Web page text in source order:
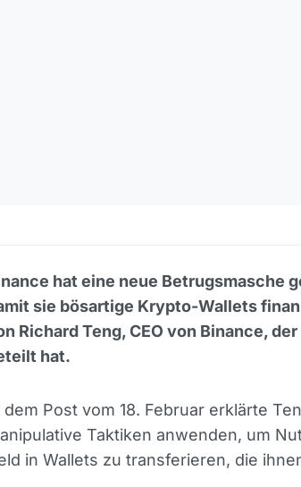
hat eine neue Betrugsmasche
sie bösartige Krypto-Wallets
Richard Teng, CEO von Binance,
hat.
dem Post vom 18. Februar erklärte
Taktiken anwenden, um
in Wallets zu transferieren, die